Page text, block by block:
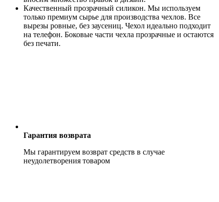
Качественный прозрачный силикон. Мы используем
только премиум сырье для производства чехлов. Все
вырезы ровные, без заусениц. Чехол идеально подходит
на телефон. Боковые части чехла прозрачные и остаются
без печати.
Гарантия возврата
Мы гарантируем возврат средств в случае
неудолетворения товаром